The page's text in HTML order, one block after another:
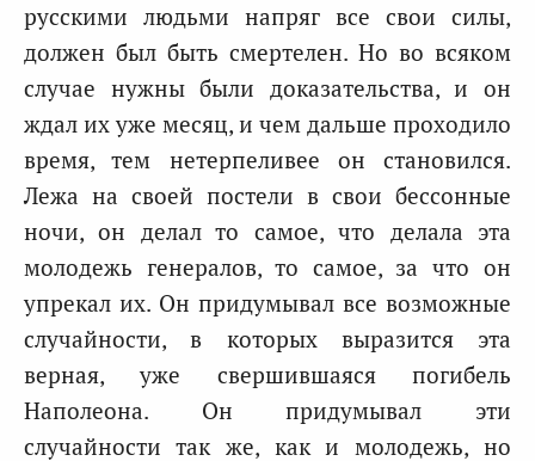
русскими людьми напряг все свои силы,
должен был быть смертелен. Но во всяком
случае нужны были доказательства, и он
ждал их уже месяц, и чем дальше проходило
время, тем нетерпеливее он становился.
Лежа на своей постели в свои бессонные
ночи, он делал то самое, что делала эта
молодежь генералов, то самое, за что он
упрекал их. Он придумывал все возможные
случайности, в которых выразится эта
верная, уже свершившаяся погибель
Наполеона. Он придумывал эти
случайности так же, как и молодежь, но